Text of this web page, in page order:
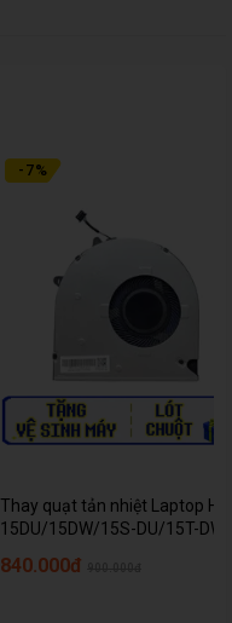
- 7%
Thay quạt tản nhiệt Laptop HP
15DU/15DW/15S-DU/15T-DW
840.000đ